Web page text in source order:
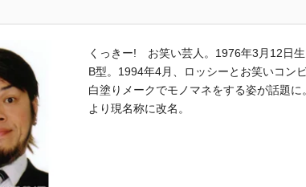
くっきー! お笑い芸人。1976年3月12日
B型。1994年4月、ロッシーとお笑いコン
白塗りメークでモノマネをする姿が話題
より現名称に改名。